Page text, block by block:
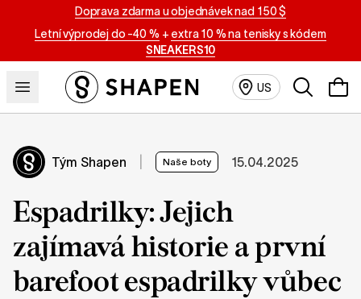
Doprava zdarma u objednávek nad 150 $
Letní výprodej do -40 % + extra 10 % na tenisky s kódem
SNEAKERS10
US
Tým Shapen Naše boty 15.04.2025
Espadrilky: Jejich
zajímavá historie a první
barefoot espadrilky vůbec